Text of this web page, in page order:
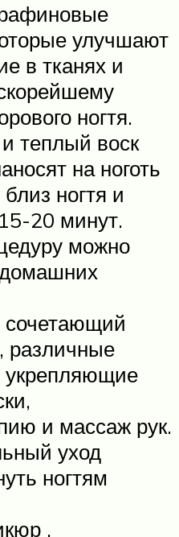
улучшают
в тканях и
ногтя.
теплый воск
на ноготь
ногтя и
20 минут.
можно
различные
укрепляющие
и массаж рук.
уход
ногтям
.